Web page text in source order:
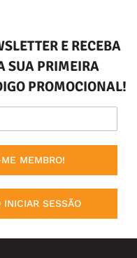
E RECEBA
SUA PRIMEIRA
PROMOCIONAL!
MEMBRO!
SESSÃO